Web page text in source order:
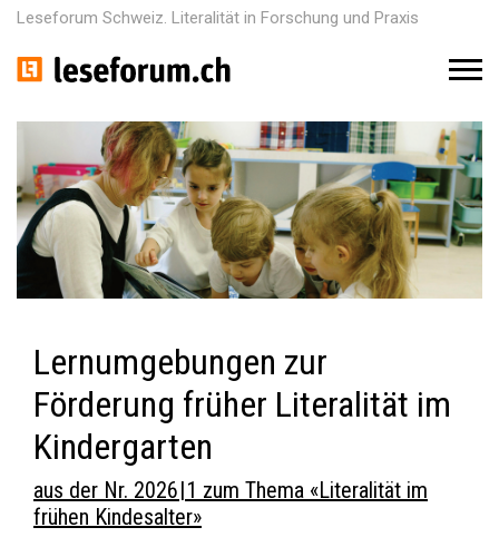
Leseforum Schweiz. Literalität in Forschung und Praxis
M
u
Lernumgebungen zur
Förderung früher Literalität im
Kindergarten
aus der Nr. 2026 | 1 zum Thema «Literalität im
frühen Kindesalter»